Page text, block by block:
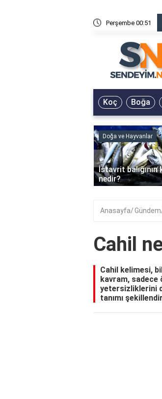
Perşembe 00:51
Koç Boğa
Doğa ve Hayvanlar
İstavrit balığının
nedir?
‹
Anasayfa Gündem
Cahil
Cahil kelimesi,
kavram, sadece
yetersizliklerini
tanımı